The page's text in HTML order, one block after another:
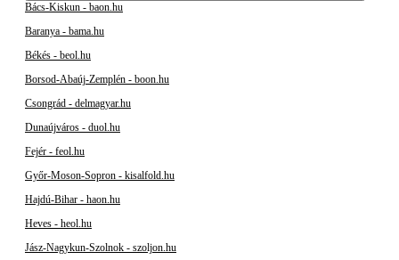
Bács-Kiskun - baon.hu
Baranya - bama.hu
Békés - beol.hu
Borsod-Abaúj-Zemplén - boon.hu
Csongrád - delmagyar.hu
Dunaújváros - duol.hu
Fejér - feol.hu
Győr-Moson-Sopron - kisalfold.hu
Hajdú-Bihar - haon.hu
Heves - heol.hu
Jász-Nagykun-Szolnok - szoljon.hu